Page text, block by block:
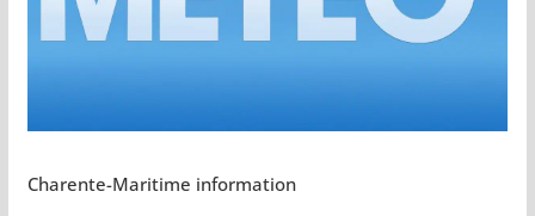
Charente-Maritime information